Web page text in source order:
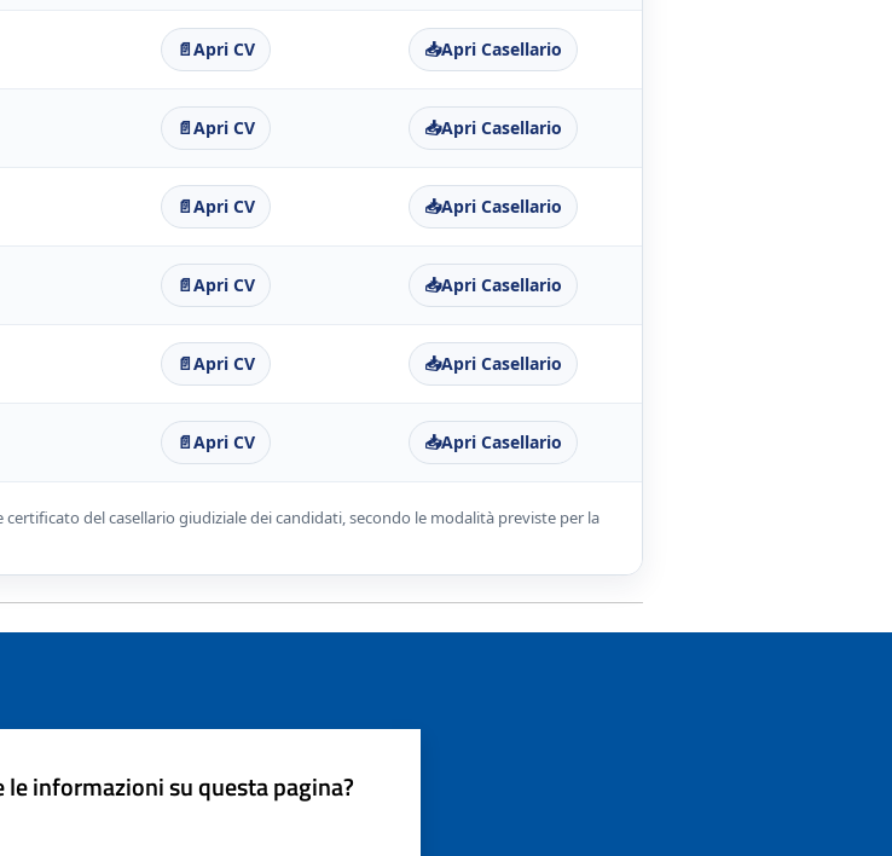
📄Apri CV 📥Apri Casellario
📄Apri CV 📥Apri Casellario
📄Apri CV 📥Apri Casellario
📄Apri CV 📥Apri Casellario
📄Apri CV 📥Apri Casellario
📄Apri CV 📥Apri Casellario
del casellario giudiziale dei candidati, secondo le modalità previste per la
le informazioni su questa pagina?